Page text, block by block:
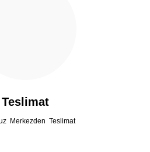
Teslimat
Merkezden Teslimat